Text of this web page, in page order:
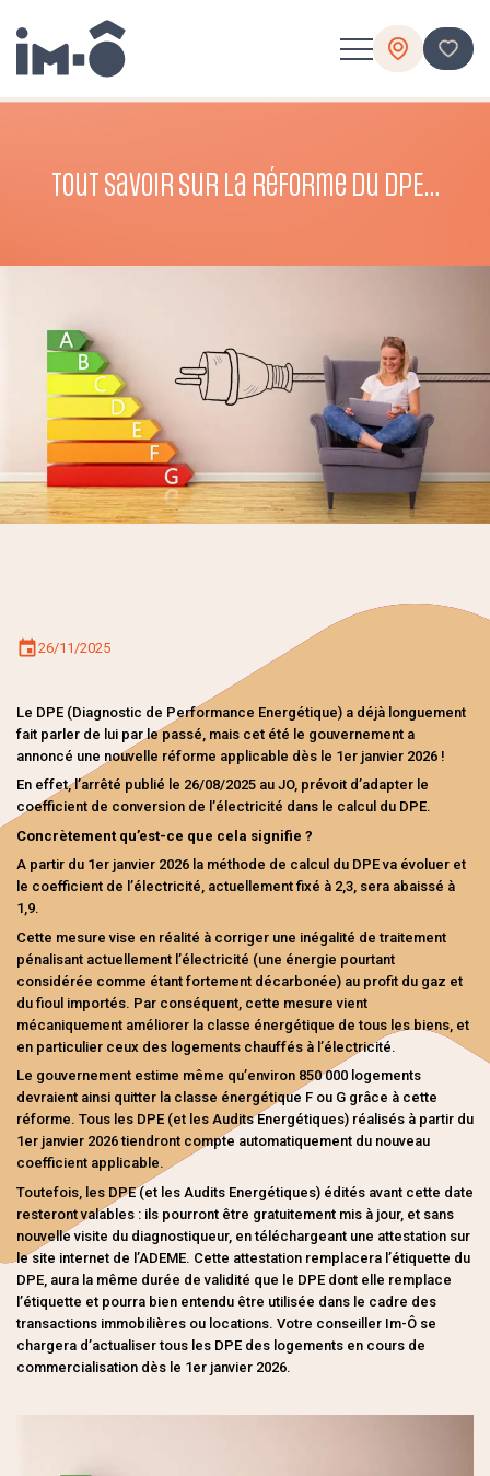
Nos biens à vendre
Nos terrains à vendre
Nos programmes neufs
Location accession (PSLA)
Les financements
Comment devenir propriétaire
Locaux commerciaux et professionnels à
Nos biens à louer
Tout savoir sur la réforme du DPE…
26/11/2025
Le DPE (Diagnostic de Performance Energétique) a déjà longuement
fait parler de lui par le passé, mais cet été le gouvernement a
annoncé une nouvelle réforme applicable dès le 1er janvier 2026 !
En effet, l’arrêté publié le 26/08/2025 au JO, prévoit d’adapter le
coefficient de conversion de l’électricité dans le calcul du DPE.
Concrètement qu’est-ce que cela signifie ?
A partir du 1er janvier 2026 la méthode de calcul du DPE va évoluer et
le coefficient de l’électricité, actuellement fixé à 2,3, sera abaissé à
1,9.
Cette mesure vise en réalité à corriger une inégalité de traitement
pénalisant actuellement l’électricité (une énergie pourtant
considérée comme étant fortement décarbonée) au profit du gaz et
du fioul importés. Par conséquent, cette mesure vient
mécaniquement améliorer la classe énergétique de tous les biens, et
en particulier ceux des logements chauffés à l’électricité.
Le gouvernement estime même qu’environ 850 000 logements
devraient ainsi quitter la classe énergétique F ou G grâce à cette
réforme. Tous les DPE (et les Audits Energétiques) réalisés à partir du
1er janvier 2026 tiendront compte automatiquement du nouveau
coefficient applicable.
Toutefois, les DPE (et les Audits Energétiques) édités avant cette date
resteront valables : ils pourront être gratuitement mis à jour, et sans
nouvelle visite du diagnostiqueur, en téléchargeant une attestation sur
le site internet de l’ADEME. Cette attestation remplacera l’étiquette du
DPE, aura la même durée de validité que le DPE dont elle remplace
l’étiquette et pourra bien entendu être utilisée dans le cadre des
transactions immobilières ou locations. Votre conseiller Im-Ô se
chargera d’actualiser tous les DPE des logements en cours de
commercialisation dès le 1er janvier 2026.